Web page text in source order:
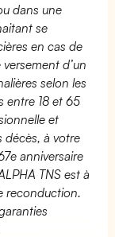
dans une
se
en cas de
d’un
selon les
entre 18 et 65
et
décès, à votre
anniversaire
TNS est à
reconduction.